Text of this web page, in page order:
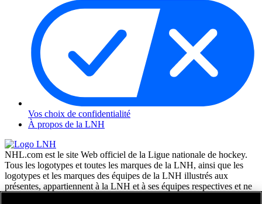
Vos choix de confidentialité
À propos de la LNH
NHL.com est le site Web officiel de la Ligue nationale de hockey.
Tous les logotypes et toutes les marques de la LNH, ainsi que les
logotypes et les marques des équipes de la LNH illustrés aux
présentes, appartiennent à la LNH et à ses équipes respectives et ne